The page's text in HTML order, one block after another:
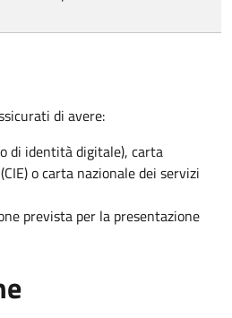
di avere:
di identità digitale), carta
o carta nazionale dei servizi
prevista per la presentazione